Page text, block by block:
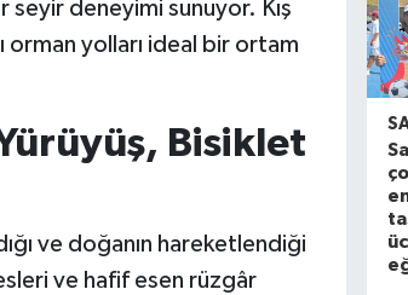
seyir deneyimi sunuyor. Kış
orman yolları ideal bir ortam
Bisiklet
ve doğanın hareketlendiği
ve hafif esen rüzgâr